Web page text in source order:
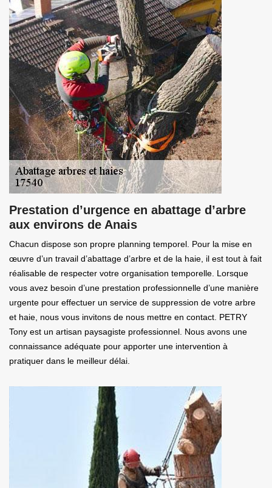
Prestation d’urgence en abattage d’arbre
aux environs de Anais
Chacun dispose son propre planning temporel. Pour la mise en
œuvre d’un travail d’abattage d’arbre et de la haie, il est tout à fait
réalisable de respecter votre organisation temporelle. Lorsque
vous avez besoin d’une prestation professionnelle d’une manière
urgente pour effectuer un service de suppression de votre arbre
et haie, nous vous invitons de nous mettre en contact. PETRY
Tony est un artisan paysagiste professionnel. Nous avons une
connaissance adéquate pour apporter une intervention à
pratiquer dans le meilleur délai.